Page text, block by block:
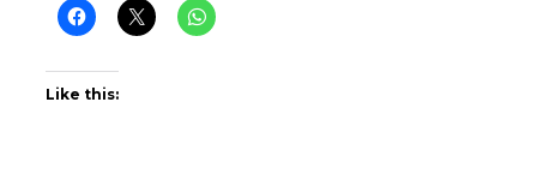
Like this: